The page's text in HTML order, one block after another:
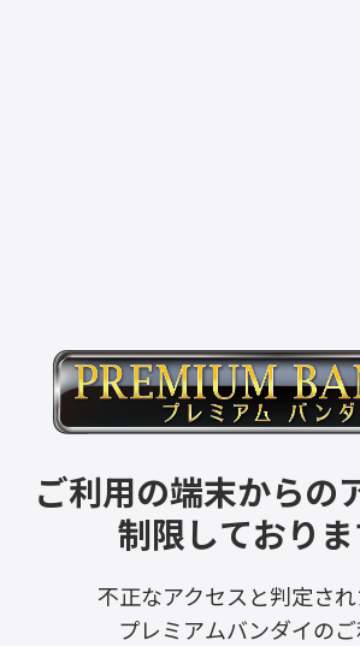
ご利用の端末からの
制限しておりま
不正なアクセスと判定され
プレミアムバンダイの